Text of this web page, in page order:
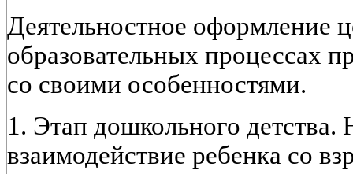
Деятельностное оформление
образовательных процессах
со своими особенностями.
1. Этап дошкольного детства.
взаимодействие ребенка со